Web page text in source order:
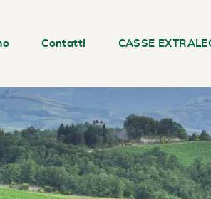
Contatti CASSE